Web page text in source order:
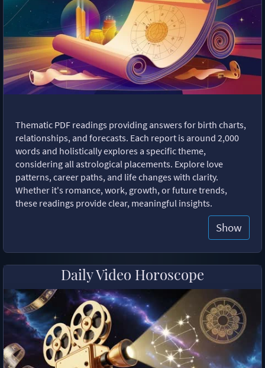
Thematic PDF readings providing answers for birth charts,
relationships, and forecasts. Each report is around 2,000
words and holistically explores a specific theme,
considering all astrological placements. Explore love
patterns, career paths, and life changes with clarity.
Whether it's romance, work, growth, or future trends,
these readings provide clear, meaningful insights.
Show
Daily Video Horoscope